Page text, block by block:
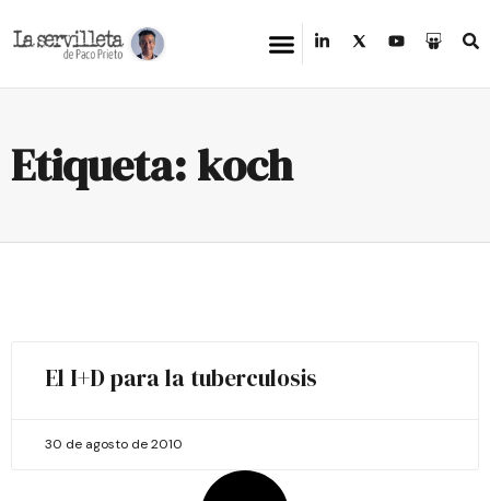
Etiqueta: koch
El I+D para la tuberculosis
30 de agosto de 2010